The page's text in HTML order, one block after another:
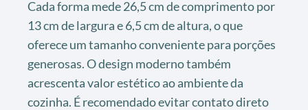
Cada forma mede 26,5 cm de comprimento por
13 cm de largura e 6,5 cm de altura, o que
oferece um tamanho conveniente para porções
generosas. O design moderno também
acrescenta valor estético ao ambiente da
cozinha. É recomendado evitar contato direto